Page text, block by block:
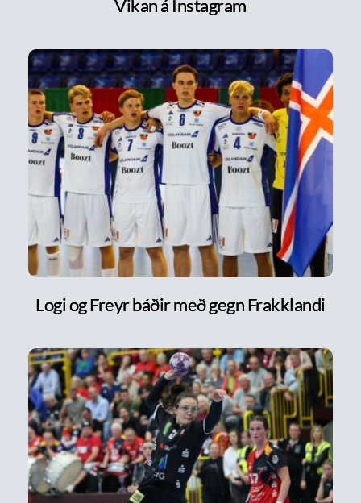
Vikan á Instagram
Logi og Freyr báðir með gegn Frakklandi